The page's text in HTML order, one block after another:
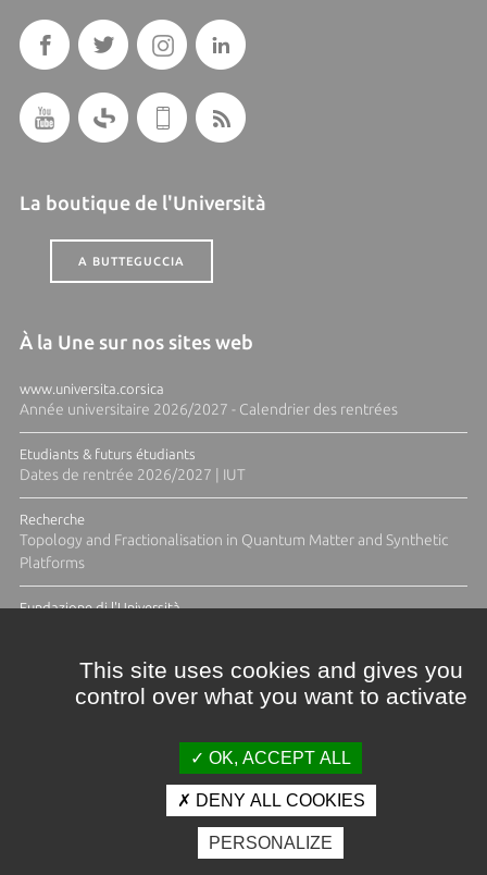
La boutique de l'Università
A BUTTEGUCCIA
À la Une sur nos sites web
www.universita.corsica
Année universitaire 2026/2027 - Calendrier des rentrées
Etudiants & futurs étudiants
Dates de rentrée 2026/2027 | IUT
Recherche
Topology and Fractionalisation in Quantum Matter and Synthetic
Platforms
Fundazione di l'Università
Crédits et mentions légales
Espace presse
Photothèque
This site uses cookies and gives you
control over what you want to activate
OK, ACCEPT ALL
DENY ALL COOKIES
PERSONALIZE